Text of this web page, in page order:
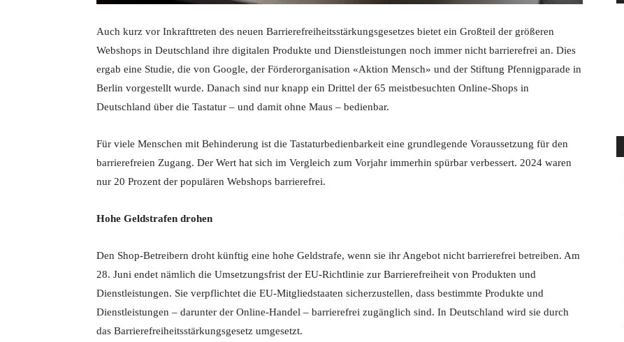
Auch kurz vor Inkrafttreten des neuen Barrierefreiheitsstärkungsgesetzes bietet ein Großteil der größeren
Webshops in Deutschland ihre digitalen Produkte und Dienstleistungen noch immer nicht barrierefrei an. Dies
ergab eine Studie, die von Google, der Förderorganisation «Aktion Mensch» und der Stiftung Pfennigparade in
Berlin vorgestellt wurde. Danach sind nur knapp ein Drittel der 65 meistbesuchten Online-Shops in
Deutschland über die Tastatur – und damit ohne Maus – bedienbar.
Für viele Menschen mit Behinderung ist die Tastaturbedienbarkeit eine grundlegende Voraussetzung für den
barrierefreien Zugang. Der Wert hat sich im Vergleich zum Vorjahr immerhin spürbar verbessert. 2024 waren
nur 20 Prozent der populären Webshops barrierefrei.
Hohe Geldstrafen drohen
Den Shop-Betreibern droht künftig eine hohe Geldstrafe, wenn sie ihr Angebot nicht barrierefrei betreiben. Am
28. Juni endet nämlich die Umsetzungsfrist der EU-Richtlinie zur Barrierefreiheit von Produkten und
Dienstleistungen. Sie verpflichtet die EU-Mitgliedstaaten sicherzustellen, dass bestimmte Produkte und
Dienstleistungen – darunter der Online-Handel – barrierefrei zugänglich sind. In Deutschland wird sie durch
das Barrierefreiheitsstärkungsgesetz umgesetzt.